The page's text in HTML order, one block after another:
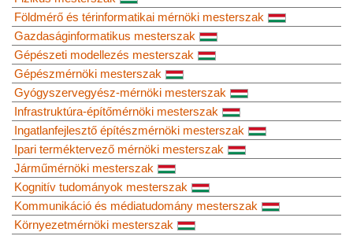
Földmérő és térinformatikai mérnöki mesterszak
Gazdaságinformatikus mesterszak
Gépészeti modellezés mesterszak
Gépészmérnöki mesterszak
Gyógyszervegyész-mérnöki mesterszak
Infrastruktúra-építőmérnöki mesterszak
Ingatlanfejlesztő építészmérnöki mesterszak
Ipari terméktervező mérnöki mesterszak
Járműmérnöki mesterszak
Kognitív tudományok mesterszak
Kommunikáció és médiatudomány mesterszak
Környezetmérnöki mesterszak